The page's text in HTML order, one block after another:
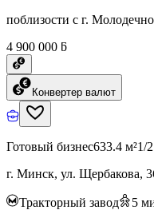
поблизости с г.
4 900 000 ƃ
Конвертер валют
Готовый бизнес633.4 м²1/
г. Минск, ул. Щербакова,
Тракторный завод 5